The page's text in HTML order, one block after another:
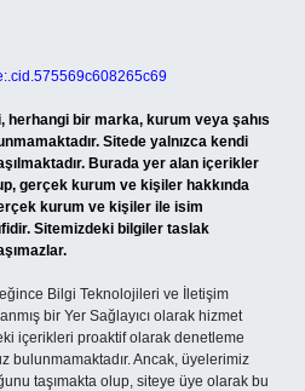
herhangi bir marka, kurum veya şahıs
Sitede yalnızca kendi
Burada yer alan içerikler
gerçek kurum ve kişiler hakkında
kurum ve kişiler ile isim
Sitemizdeki bilgiler taslak
Bilgi Teknolojileri ve İletişim
bir Yer Sağlayıcı olarak hizmet
içerikleri proaktif olarak denetleme
bulunmamaktadır. Ancak, üyelerimiz
taşımakta olup, siteye üye olarak bu